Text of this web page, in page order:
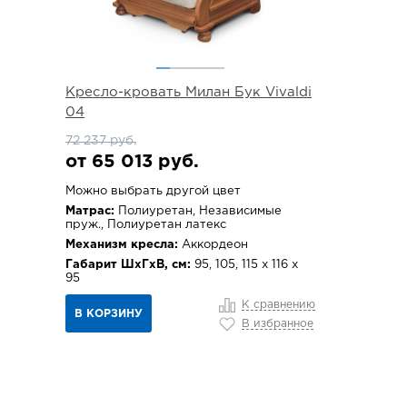
Кресло-кровать Милан Бук Vivaldi
04
72 237 руб.
от 65 013 руб.
Можно выбрать другой цвет
Матрас: Полиуретан, Независимые
пруж., Полиуретан латекс
Механизм кресла: Аккордеон
Габарит ШхГхВ, см: 95, 105, 115 х 116 х
95
В КОРЗИНУ
К сравнению
В избранное